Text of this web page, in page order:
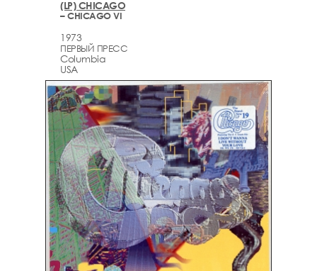
(LP) CHICAGO
– CHICAGO VI
1973
ПЕРВЫЙ ПРЕСС
Columbia
USA